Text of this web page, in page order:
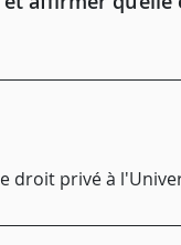
privé à